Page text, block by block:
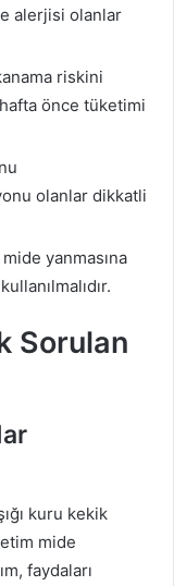
alerjisi olanlar
riskini
önce tüketimi
olanlar dikkatli
yanmasına
Sorulan
kuru kekik
mide
faydaları